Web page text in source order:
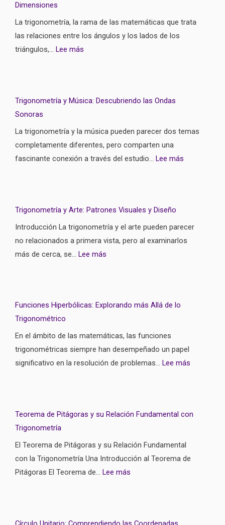
Dimensiones
La trigonometría, la rama de las matemáticas que trata
las relaciones entre los ángulos y los lados de los
triángulos,… Lee más
Trigonometría y Música: Descubriendo las Ondas
Sonoras
La trigonometría y la música pueden parecer dos temas
completamente diferentes, pero comparten una
fascinante conexión a través del estudio… Lee más
Trigonometría y Arte: Patrones Visuales y Diseño
Introducción La trigonometría y el arte pueden parecer
no relacionados a primera vista, pero al examinarlos
más de cerca, se… Lee más
Funciones Hiperbólicas: Explorando más Allá de lo
Trigonométrico
En el ámbito de las matemáticas, las funciones
trigonométricas siempre han desempeñado un papel
significativo en la resolución de problemas… Lee más
Teorema de Pitágoras y su Relación Fundamental con
Trigonometría
El Teorema de Pitágoras y su Relación Fundamental
con la Trigonometría Una Introducción al Teorema de
Pitágoras El Teorema de… Lee más